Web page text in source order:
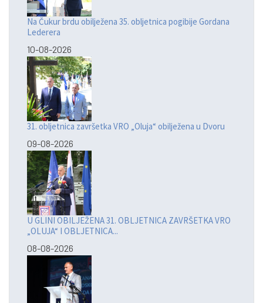
Na Čukur brdu obilježena 35. obljetnica pogibije Gordana
Lederera
10-08-2026
31. obljetnica završetka VRO „Oluja“ obilježena u Dvoru
09-08-2026
U GLINI OBILJEŽENA 31. OBLJETNICA ZAVRŠETKA VRO
„OLUJA“ I OBLJETNICA...
08-08-2026